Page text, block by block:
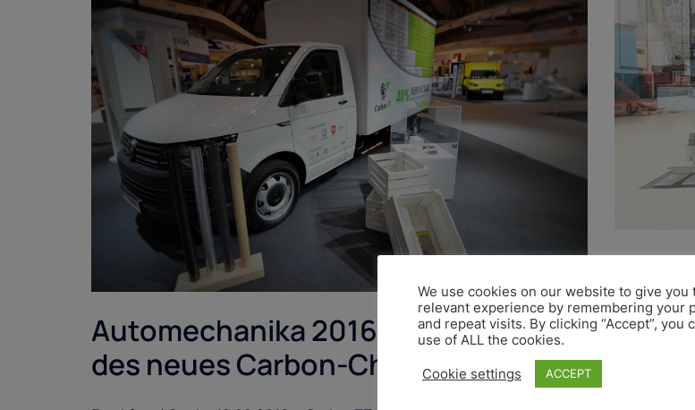
Automechanika 2016 – Weltpremiere
des neues Carbon-Chassis
Stade,
neueste
We use cookies on our website to give you
relevant experience by remembering your
and repeat visits. By clicking “Accept”, you
use of ALL the cookies.
Cookie settings ACCEPT